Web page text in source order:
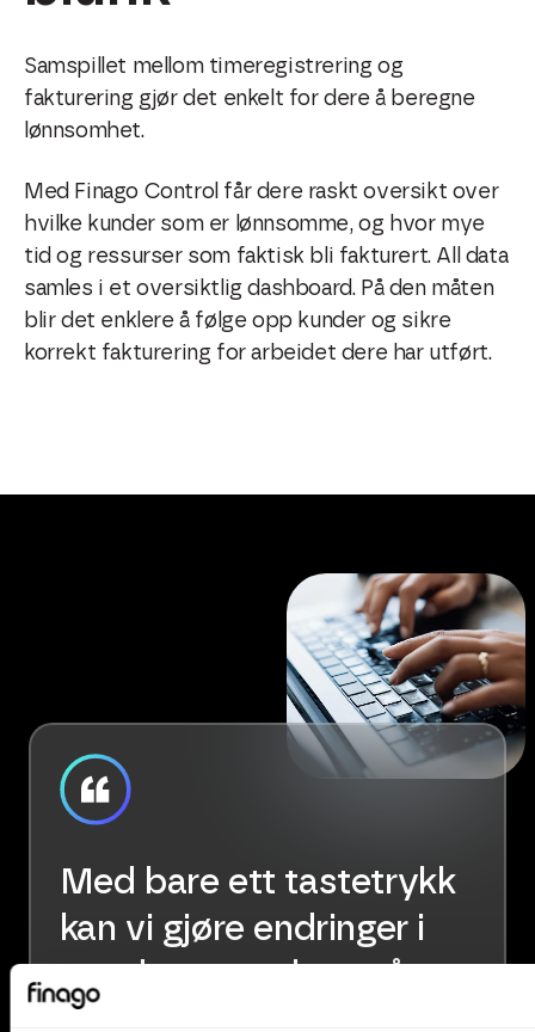
Samspillet mellom timeregistrering og
fakturering gjør det enkelt for dere å beregne
lønnsomhet.
Med Finago Control får dere raskt oversikt over
hvilke kunder som er lønnsomme, og hvor mye
tid og ressurser som faktisk bli fakturert. All data
samles i et oversiktlig dashboard. På den måten
blir det enklere å følge opp kunder og sikre
korrekt fakturering for arbeidet dere har utført.
Med bare ett tastetrykk
kan vi gjøre endringer i
oppdragsavtalene våre,